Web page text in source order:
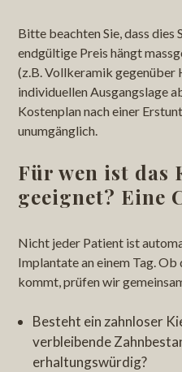
Bitte beachten Sie, dass dies
endgültige Preis hängt
(z.B. Vollkeramik gegenüber
individuellen Ausgangslage
Kostenplan nach einer
unumgänglich.
Für wen ist das
geeignet? Eine
Nicht jeder Patient ist
Implantate an einem Tag.
kommt, prüfen wir
Besteht ein zahnloser
verbleibende
erhaltungswürdig?